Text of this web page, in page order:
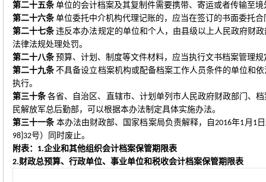
第二十五条 单位的会计档案及其复制件需要携带、寄运或者传输至
第二十六条 单位委托中介机构代理记账的，应当在签订的书面委托
第二十七条 违反本办法规定的单位和个人，由县级以上人民政府财
法律法规处理处罚。
第二十八条 预算、计划、制度等文件材料，应当执行文书档案管理
第二十九条 不具备设立档案机构或配备档案工作人员条件的单位和
执行。
第三十条 各省、自治区、直辖市、计划单列市人民政府财政部门、
民解放军总后勤部，可以根据本办法制定具体实施办法。
第三十一条 本办法由财政部、国家档案局负责解释，自2016年1月 1
98]32号）同时废止。
附表： 1.企业和其他组织会计档案保管期限表
2.财政总预算、行政单位、事业单位和税收会计档案保管期限表